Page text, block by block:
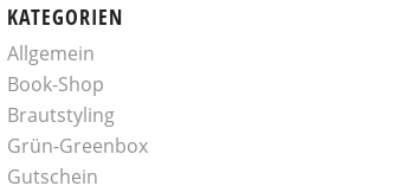
KATEGORIEN
Allgemein
Book-Shop
Brautstyling
Grün-Greenbox
Gutschein